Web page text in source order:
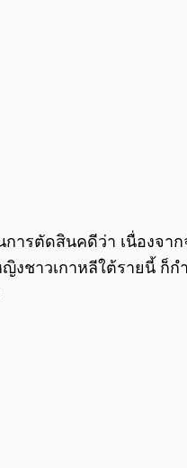
ารตัดสินคดีว่า เนื่องจ
งชาวเกาหลีใต้รายนี้